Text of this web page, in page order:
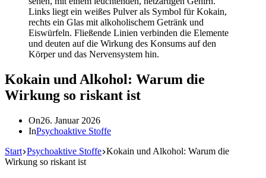
Kokain und Alkohol: Warum die
Wirkung so riskant ist
On26. Januar 2026
InPsychoaktive Stoffe
Start Psychoaktive Stoffe Kokain und Alkohol: Warum die
Wirkung so riskant ist